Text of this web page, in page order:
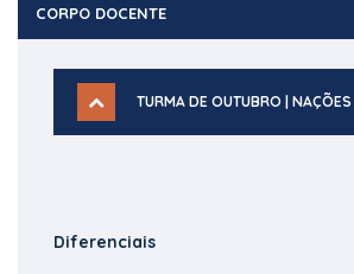
CORPO DOCENTE
TURMA DE OUTUBRO |
Diferenciais